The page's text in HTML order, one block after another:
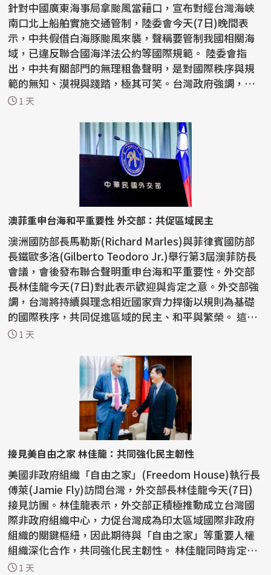
針對中國廣東海事局拿颱風當藉口，宣布對經台灣海峽
南口北上船舶實施交通管制，陸委會今天(7日)晚間表
示，中共假借白海豚颱風來襲，聲稱要管制我國相關海
域，已違反聯合國海洋法公約等國際規範。 陸委會指
出，中共有關部門的無理粗魯聲明，是對國際秩序與規
範的無知、漠視與踐踏，極其可笑。台灣政府強調，中
共沒有任...
1 天
澳菲重申台海和平重要性 外交部：共促區域民主
澳洲國防部長馬勒斯(Richard Marles)與菲律賓國防部
長鐵歐多洛(Gilberto Teodoro Jr.)舉行第3屆澳菲防長
會議，會後發布聯合聲明重申台海和平重要性。外交部
長林佳龍今天(7日)對此表示歡迎與肯定之意。外交部強
調，台灣將持續與理念相近國家齊力捍衛以規則為基礎
的國際秩序，共同促進區域的民主、和平與繁榮。 這份
聯...1 天
接見美自由之家 林佳龍：共同強化民主韌性
美國非政府組織「自由之家」(Freedom House)執行長
傅萊(Jamie Fly)訪問台灣，外交部長林佳龍今天(7日)
接見訪團。林佳龍表示，外交部正積極推動成立台灣國
際非政府組織中心，力促台灣成為印太區域國際非政府
組織的關鍵樞紐，因此期待與「自由之家」等重要人權
組織深化合作，共同強化民主韌性。 林佳龍同時肯定
「自由之...
1 天